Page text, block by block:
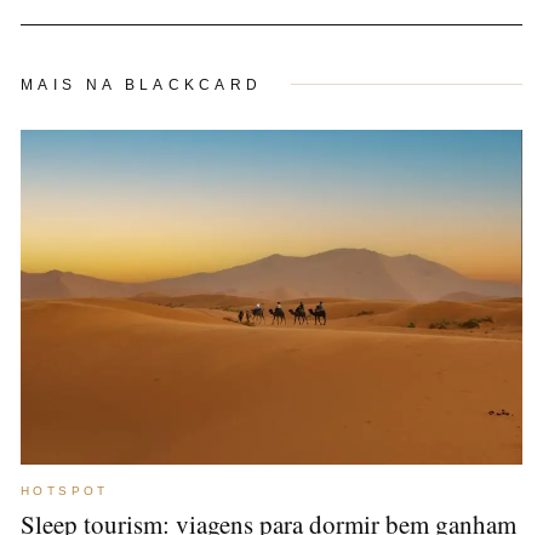
MAIS NA BLACKCARD
HOTSPOT
Sleep tourism: viagens para dormir bem ganham